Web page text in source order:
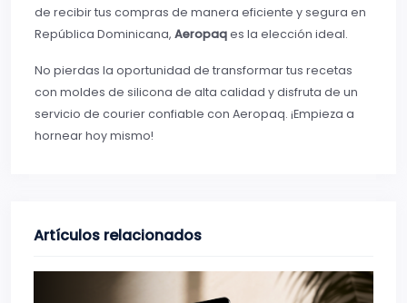
de recibir tus compras de manera eficiente y segura en
República Dominicana, Aeropaqes la elección ideal.
No pierdas la oportunidad de transformar tus recetas
con moldes de silicona de alta calidad y disfruta de un
servicio de courier confiable con Aeropaq. ¡Empieza a
hornear hoy mismo!
Artículos relacionados